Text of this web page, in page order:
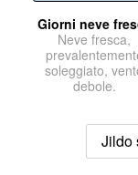
Giorni neve
Neve fresca,
soleggiato,
debole.
Jildo